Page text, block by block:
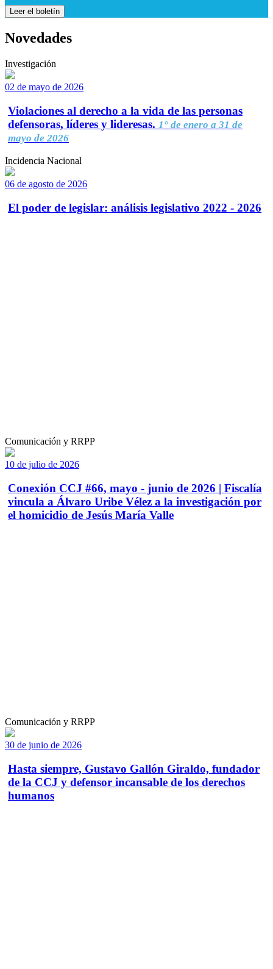
Leer el boletín
Novedades
Investigación
02 de mayo de 2026
Violaciones al derecho a la vida de las personas
defensoras, líderes y lideresas. 1° de enero a 31 de
mayo de 2026
Incidencia Nacional
06 de agosto de 2026
El poder de legislar: análisis legislativo 2022 - 2026
Comunicación y RRPP
10 de julio de 2026
Conexión CCJ #66, mayo - junio de 2026 | Fiscalía
vincula a Álvaro Uribe Vélez a la investigación por
el homicidio de Jesús María Valle
Comunicación y RRPP
30 de junio de 2026
Hasta siempre, Gustavo Gallón Giraldo, fundador
de la CCJ y defensor incansable de los derechos
humanos